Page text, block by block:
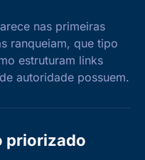
nas primeiras
ranqueiam, que tipo
estruturam links
autoridade possuem.
priorizado